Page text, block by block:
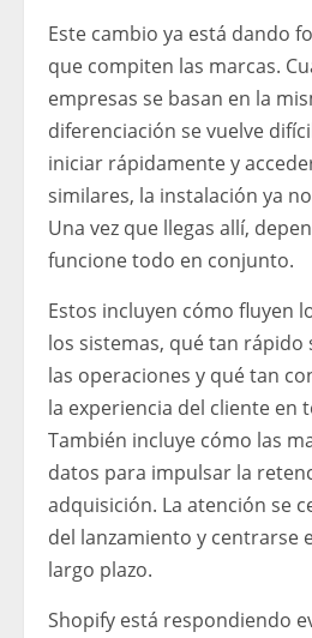
Este cambio ya está dando
que compiten las marcas.
empresas se basan en la
diferenciación se vuelve
iniciar rápidamente y
similares, la instalación ya
Una vez que llegas allí,
funcione todo en conjunto.
Estos incluyen cómo fluyen
los sistemas, qué tan
las operaciones y qué tan
la experiencia del cliente en
También incluye cómo las
datos para impulsar la
adquisición. La atención se
del lanzamiento y centrarse
largo plazo.
Shopify está respondiendo